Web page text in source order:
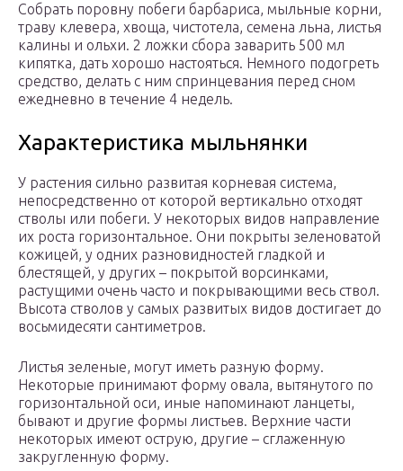
Собрать поровну побеги барбариса, мыльные корни,
траву клевера, хвоща, чистотела, семена льна, листья
калины и ольхи. 2 ложки сбора заварить 500 мл
кипятка, дать хорошо настояться. Немного подогреть
средство, делать с ним спринцевания перед сном
ежедневно в течение 4 недель.
Характеристика мыльнянки
У растения сильно развитая корневая система,
непосредственно от которой вертикально отходят
стволы или побеги. У некоторых видов направление
их роста горизонтальное. Они покрыты зеленоватой
кожицей, у одних разновидностей гладкой и
блестящей, у других – покрытой ворсинками,
растущими очень часто и покрывающими весь ствол.
Высота стволов у самых развитых видов достигает до
восьмидесяти сантиметров.
Листья зеленые, могут иметь разную форму.
Некоторые принимают форму овала, вытянутого по
горизонтальной оси, иные напоминают ланцеты,
бывают и другие формы листьев. Верхние части
некоторых имеют острую, другие – сглаженную
закругленную форму.